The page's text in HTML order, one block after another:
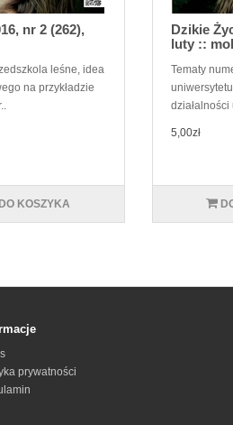
nr 2 (262),
leśne, idea
na przykładzie
KOSZYKA
Dzikie
luty ::
Tematy
działalności
5,00zł
prywatności